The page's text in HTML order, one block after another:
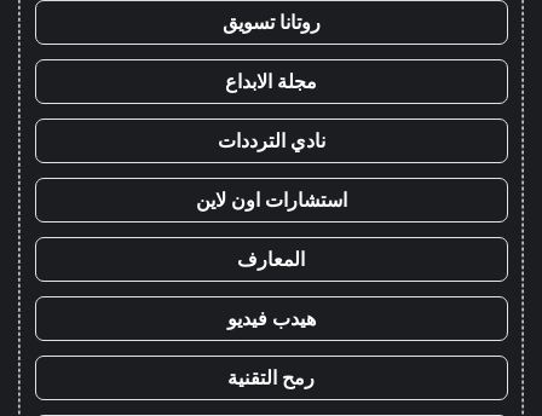
روتانا تسويق
مجلة الابداع
نادي الترددات
استشارات اون لاين
المعارف
هيدب فيديو
رمح التقنية